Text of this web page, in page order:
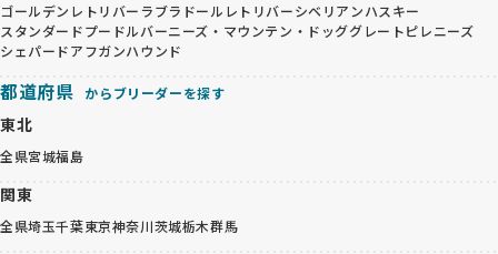
ゴールデンレトリバー ラブラドールレトリバーシベリアンハスキー
スタンダードプードルバーニーズ・マウンテン・ドッググレートピレニーズ
シェパードアフガンハウンド
都道府県 からブリーダーを探す
東北
全県宮城福島
関東
全県埼玉千葉東京神奈川茨城栃木群馬